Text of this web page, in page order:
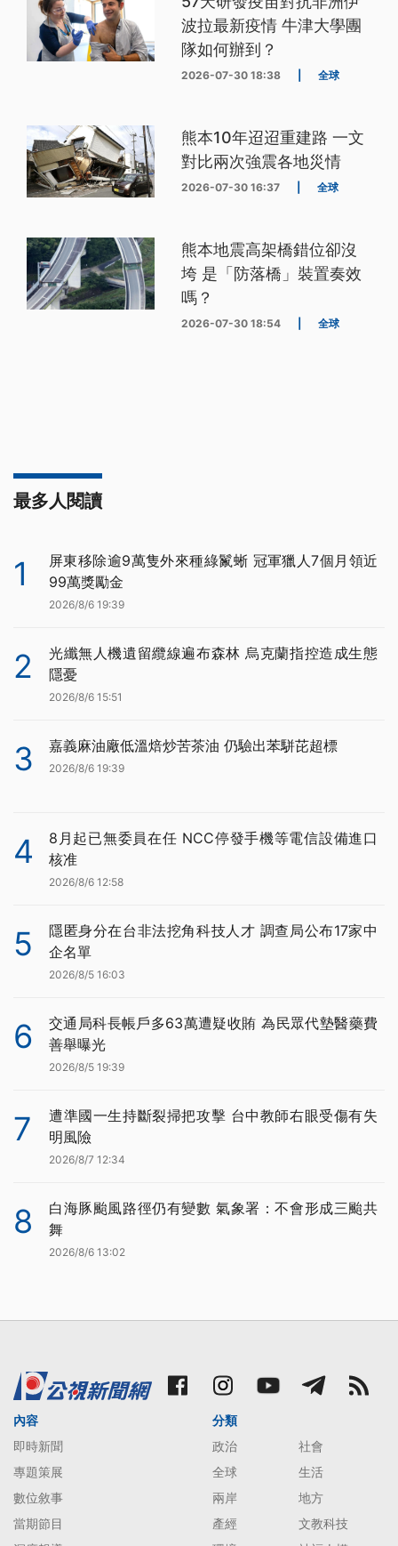
波拉最新疫情 牛津大學團
隊如何辦到？
2026-07-30 18:38 全球
熊本10年迢迢重建路 一文
對比兩次強震各地災情
2026-07-30 16:37 全球
熊本地震高架橋錯位卻沒
垮 是「防落橋」裝置奏效
嗎？
2026-07-30 18:54 全球
最多人閱讀
1
屏東移除逾9萬隻外來種綠鬣蜥 冠軍獵人7個月領近
99萬獎勵金
2026/8/6 19:39
2
光纖無人機遺留纜線遍布森林 烏克蘭指控造成生態
隱憂
2026/8/6 15:51
3 嘉義麻油廠低溫焙炒苦茶油 仍驗出苯駢芘超標
2026/8/6 19:39
4
8月起已無委員在任 NCC停發手機等電信設備進口
核准
2026/8/6 12:58
5
隱匿身分在台非法挖角科技人才 調查局公布17家中
企名單
2026/8/5 16:03
6
交通局科長帳戶多63萬遭疑收賄 為民眾代墊醫藥費
善舉曝光
2026/8/5 19:39
7
遭準國一生持斷裂掃把攻擊 台中教師右眼受傷有失
明風險
2026/8/7 12:34
8
白海豚颱風路徑仍有變數 氣象署：不會形成三颱共
舞
2026/8/6 13:02
內容
即時新聞
專題策展
數位敘事
當期節目
分類
政治
社會
全球
生活
兩岸
地方
產經
文教科技